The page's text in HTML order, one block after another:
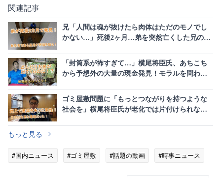
関連記事
兄「人間は魂が抜けたら肉体はただのモノでし
かない…」死後2ヶ月…弟を突然亡くした兄の想
「封筒系が怖すぎて…」横尾将臣氏、あちこち
から予想外の大量の現金発見！モラルを問われ
ゴミ屋敷問題に「もっとつながりを持つような
社会を」横尾将臣氏が老化では片付けられない
もっと見る
#国内ニュース #ゴミ屋敷 #話題の動画 #時事ニュース